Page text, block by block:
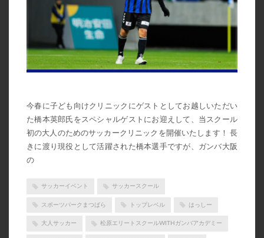
今春に子ども向けクリニックにゲストとしてお越しいただい
た橋本英郎氏をスペシャルゲストにお迎えして、当スクール
初の大人のためのサッカークリニックを開催いたします！ 長
きに渡り現役として活躍された橋本選手ですが、ガンバ大阪
の
サッカーイベント サッカースクール
スポーツパークまつばら トップレベル はっしー
大人サッカー 松原エリートスクールWITHガンバアカデミー